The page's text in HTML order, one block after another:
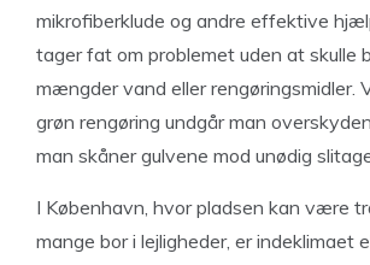
mikrofiberklude og andre effektive
tager fat om problemet uden at skulle
mængder vand eller rengøringsmidler.
grøn rengøring undgår man
man skåner gulvene mod unødig
I København, hvor pladsen kan være
mange bor i lejligheder, er indeklimaet